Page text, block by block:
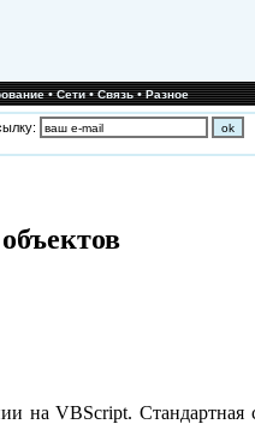
•Сети•Связь•Разное
на VBScript. Стандартная